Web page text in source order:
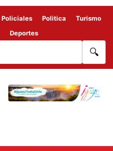
Policiales Politica
Turismo
Deportes
🔍